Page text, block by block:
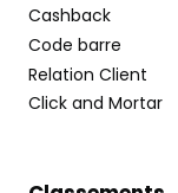
Cashback
Code barre
Relation Client
Click and Mortar